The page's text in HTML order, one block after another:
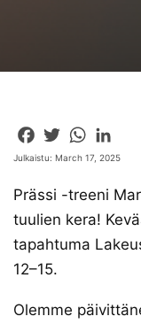
Facebook
Twitter
Julkaistu: March 17, 2025
Prässi -treeni
tuulien kera!
tapahtuma
12–15.
Olemme